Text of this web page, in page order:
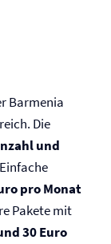
Barmenia
Die
und
pro Monat
Pakete mit
30 Euro